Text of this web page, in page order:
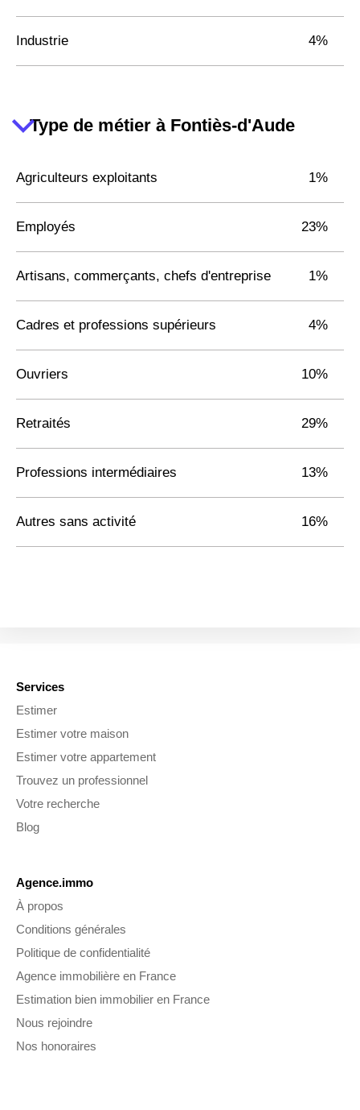
Industrie 4%
Type de métier à Fontiès-d'Aude
Agriculteurs exploitants 1%
Employés 23%
Artisans, commerçants, chefs d'entreprise 1%
Cadres et professions supérieurs 4%
Ouvriers 10%
Retraités 29%
Professions intermédiaires 13%
Autres sans activité 16%
Services
Estimer
Estimer votre maison
Estimer votre appartement
Trouvez un professionnel
Votre recherche
Blog
Agence.immo
À propos
Conditions générales
Politique de confidentialité
Agence immobilière en France
Estimation bien immobilier en France
Nous rejoindre
Nos honoraires